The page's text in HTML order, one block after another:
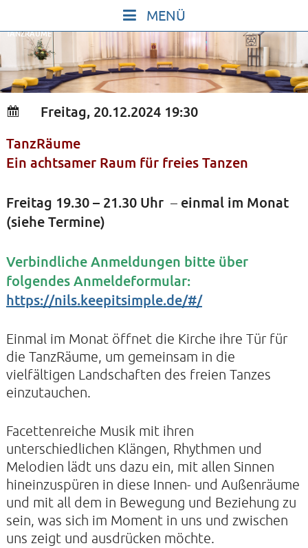
content
START
IN STILLE SEIN
SINGEN UND SCHWEIGEN
BEWEGEN UND TANZEN
GOTT UND DAS LEBEN FEIERN
HEILKRAFT DES KÖRPERS
STILLE UND SPIEL FÜR KINDER UND
JUGENDLICHE
KONZERTE
ALLE TERMINE
KONTAKTE
SO KOMMEN SIE ZU UNS
FILM ZUR KIRCHE DER STILLE
FÖRDERVEREIN
VERMIETUNG
NEWSLETTER
ARCHIV
TANZRÄUME
Freitag, 20.12.2024 19:30
TanzRäume
Ein achtsamer Raum für freies Tanzen
Freitag 19.30 – 21.30 Uhr– einmal im Monat
(siehe Termine)
Verbindliche Anmeldungen bitte über
folgendes Anmeldeformular:
https://nils.keepitsimple.de/#/
Einmal im Monat öffnet die Kirche ihre Tür für
die TanzRäume, um gemeinsam in die
vielfältigen Landschaften des freien Tanzes
einzutauchen.
Facettenreiche Musik mit ihren
unterschiedlichen Klängen, Rhythmen und
Melodien lädt uns dazu ein, mit allen Sinnen
hineinzuspüren in diese Innen- und Außenräume
und mit all dem in Bewegung und Beziehung zu
sein, was sich im Moment in uns und zwischen
uns zeigt und ausdrücken möchte.